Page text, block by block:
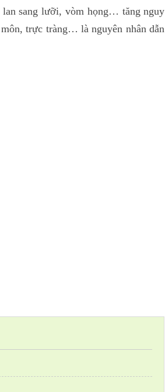
lan sang lưỡi, vòm họng… tăng nguy
trực tràng… là nguyên nhân dẫn